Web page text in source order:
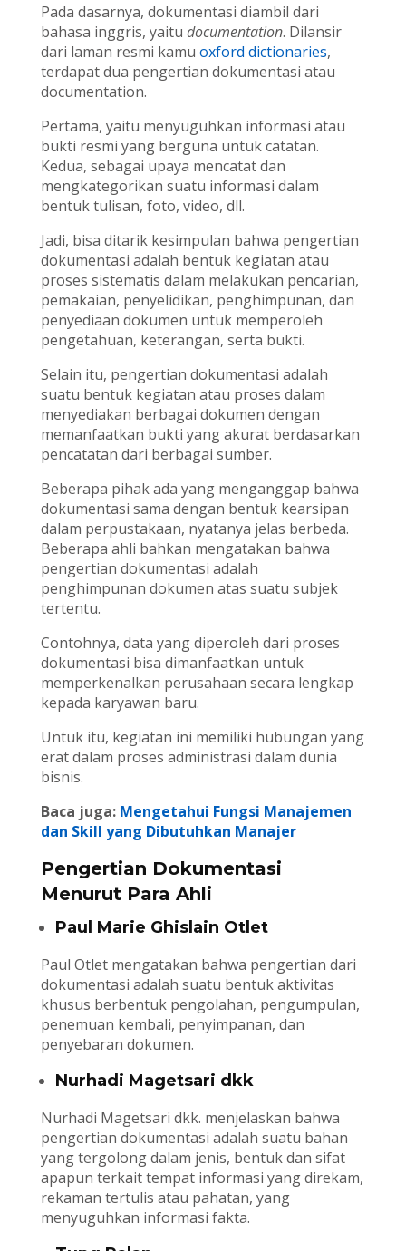
Pada dasarnya, dokumentasi diambil dari
bahasa inggris, yaitu documentation. Dilansir
dari laman resmi kamu oxford dictionaries,
terdapat dua pengertian dokumentasi atau
documentation.
Pertama, yaitu menyuguhkan informasi atau
bukti resmi yang berguna untuk catatan.
Kedua, sebagai upaya mencatat dan
mengkategorikan suatu informasi dalam
bentuk tulisan, foto, video, dll.
Jadi, bisa ditarik kesimpulan bahwa pengertian
dokumentasi adalah bentuk kegiatan atau
proses sistematis dalam melakukan pencarian,
pemakaian, penyelidikan, penghimpunan, dan
penyediaan dokumen untuk memperoleh
pengetahuan, keterangan, serta bukti.
Selain itu, pengertian dokumentasi adalah
suatu bentuk kegiatan atau proses dalam
menyediakan berbagai dokumen dengan
memanfaatkan bukti yang akurat berdasarkan
pencatatan dari berbagai sumber.
Beberapa pihak ada yang menganggap bahwa
dokumentasi sama dengan bentuk kearsipan
dalam perpustakaan, nyatanya jelas berbeda.
Beberapa ahli bahkan mengatakan bahwa
pengertian dokumentasi adalah
penghimpunan dokumen atas suatu subjek
tertentu.
Contohnya, data yang diperoleh dari proses
dokumentasi bisa dimanfaatkan untuk
memperkenalkan perusahaan secara lengkap
kepada karyawan baru.
Untuk itu, kegiatan ini memiliki hubungan yang
erat dalam proses administrasi dalam dunia
bisnis.
Baca juga: Mengetahui Fungsi Manajemen
dan Skill yang Dibutuhkan Manajer
Pengertian Dokumentasi
Menurut Para Ahli
Paul Marie Ghislain Otlet
Paul Otlet mengatakan bahwa pengertian dari
dokumentasi adalah suatu bentuk aktivitas
khusus berbentuk pengolahan, pengumpulan,
penemuan kembali, penyimpanan, dan
penyebaran dokumen.
Nurhadi Magetsari dkk
Nurhadi Magetsari dkk. menjelaskan bahwa
pengertian dokumentasi adalah suatu bahan
yang tergolong dalam jenis, bentuk dan sifat
apapun terkait tempat informasi yang direkam,
rekaman tertulis atau pahatan, yang
menyuguhkan informasi fakta.